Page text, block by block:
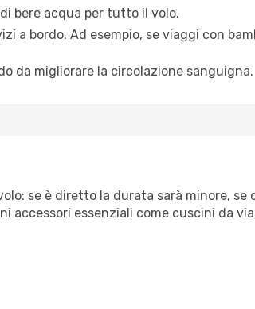
bere acqua per tutto il volo.
a bordo. Ad esempio, se viaggi con
da migliorare la circolazione sanguigna.
se è diretto la durata sarà minore, se
accessori essenziali come cuscini da